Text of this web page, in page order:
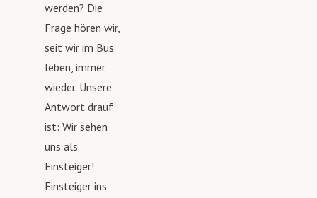
#reisepodcast #weltreise #4x4
werden? Die
Frage hören wir,
seit wir im Bus
leben, immer
wieder. Unsere
Antwort drauf
ist: Wir sehen
uns als
Einsteiger!
Einsteiger ins